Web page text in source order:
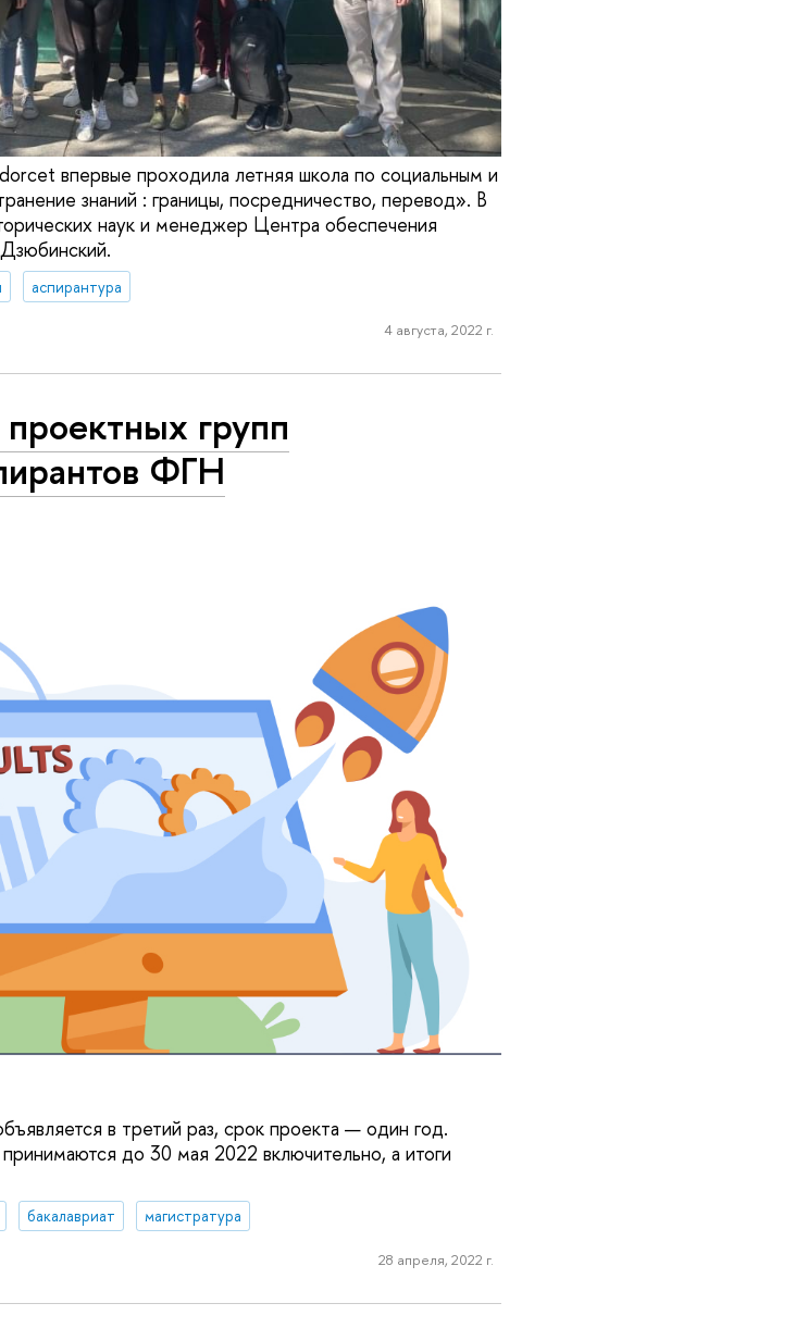
впервые проходила летняя школа по социальным и
знаний : границы, посредничество, перевод». В
наук и менеджер Центра обеспечения
аспирантура
4 августа, 2022 г.
групп
ФГН
в третий раз, срок проекта — один год.
до 30 мая 2022 включительно, а итоги
бакалавриат
магистратура
28 апреля, 2022 г.